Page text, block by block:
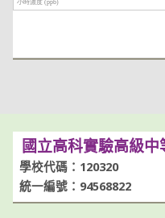
國立高科實驗高級中
學校代碼：120320
統一編號：94568822